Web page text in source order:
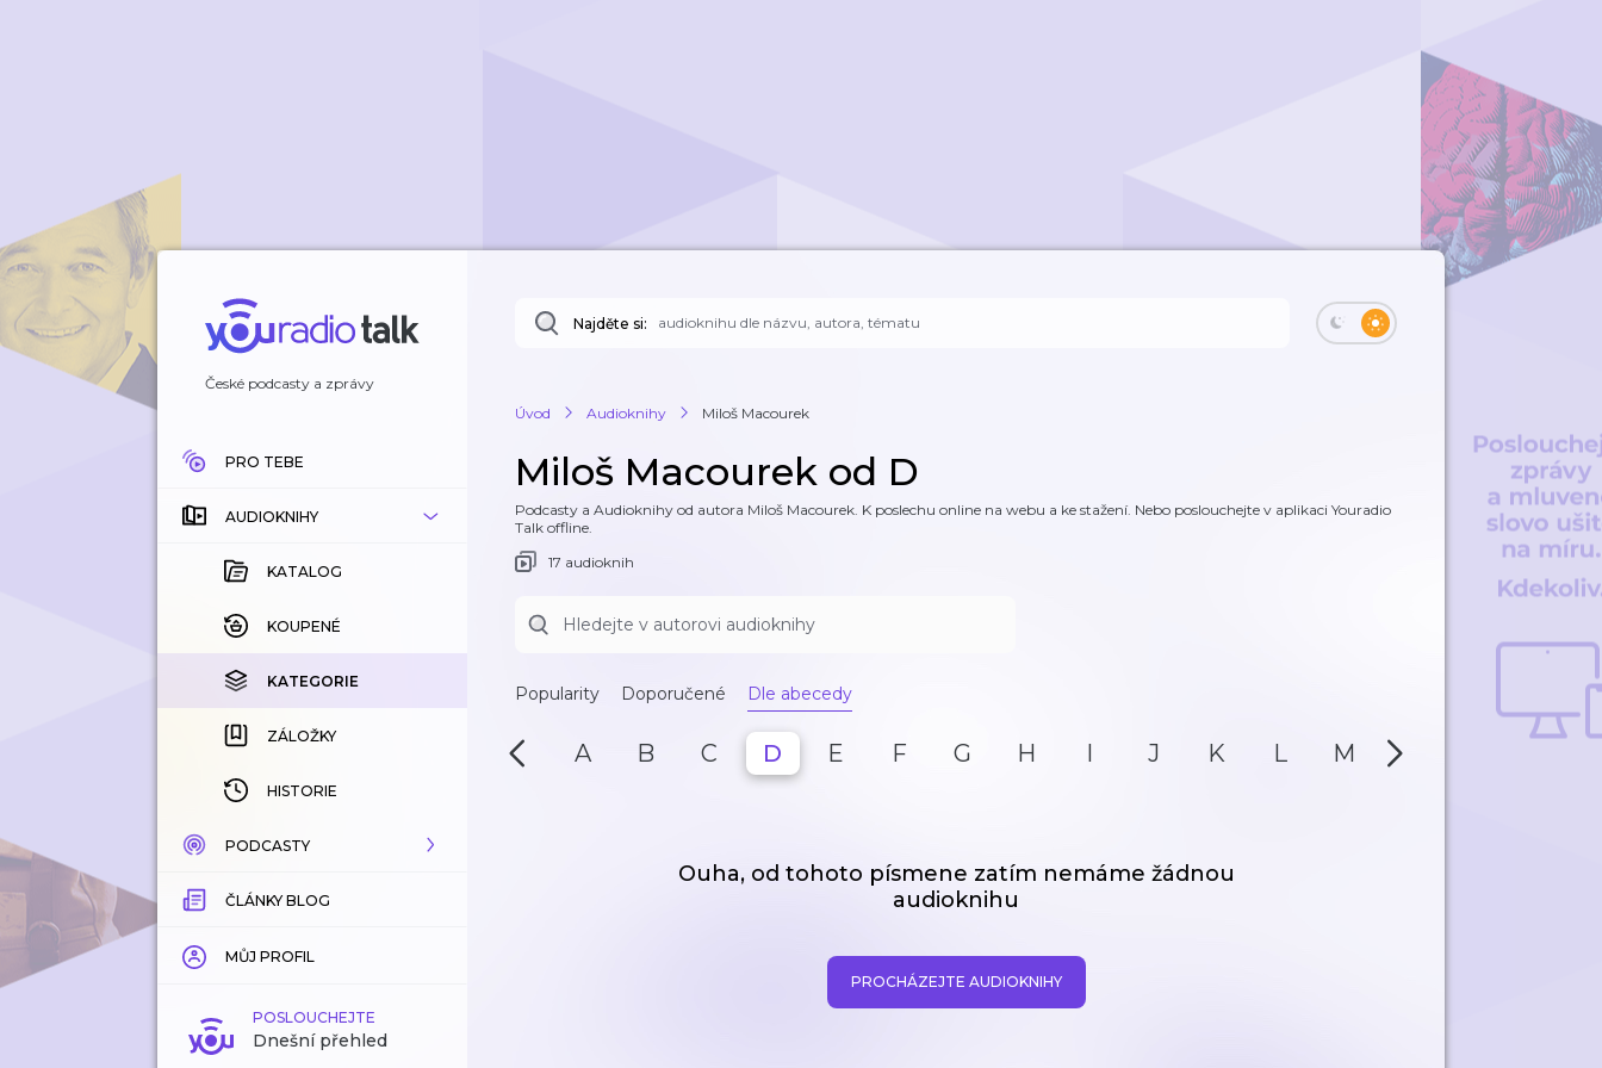
České podcasty a zprávy
PRO TEBE
AUDIOKNIHY
KATALOG
KOUPENÉ
KATEGORIE
ZÁLOŽKY
HISTORIE
PODCASTY
KATALOG
KATEGORIE
ZÁLOŽKY
ČLÁNKY BLOG
MŮJ PROFIL
POSLOUCHEJTE
Dnešní přehled
Najděte si:
Úvod Audioknihy Miloš Macourek
Miloš Macourek od D
Podcasty a Audioknihy od autora Miloš Macourek. K poslechu online na webu a ke stažení. Nebo poslouchejte v aplikaci Youradio
Talk offline.
17 audioknih
Popularity Doporučené Dle abecedy
A B C D E F G H I J K L M N
Ouha, od tohoto písmene zatím nemáme žádnou
audioknihu
PROCHÁZEJTE AUDIOKNIHY